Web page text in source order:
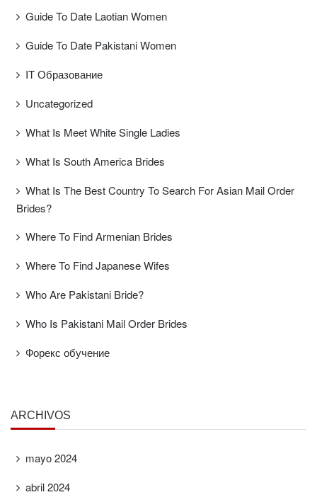
Guide To Date Laotian Women
Guide To Date Pakistani Women
IT Образование
Uncategorized
What Is Meet White Single Ladies
What Is South America Brides
What Is The Best Country To Search For Asian Mail Order
Brides?
Where To Find Armenian Brides
Where To Find Japanese Wifes
Who Are Pakistani Bride?
Who Is Pakistani Mail Order Brides
Форекс обучение
ARCHIVOS
mayo 2024
abril 2024